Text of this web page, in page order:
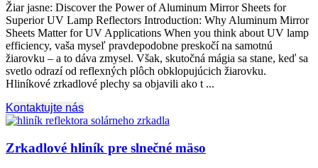
Žiar jasne: Discover the Power of Aluminum Mirror Sheets for
Superior UV Lamp Reflectors Introduction: Why Aluminum Mirror
Sheets Matter for UV Applications When you think about UV lamp
efficiency, vaša myseľ pravdepodobne preskočí na samotnú
žiarovku – a to dáva zmysel. Však, skutočná mágia sa stane, keď sa
svetlo odrazí od reflexných plôch obklopujúcich žiarovku.
Hliníkové zrkadlové plechy sa objavili ako t ...
Kontaktujte nás
Zrkadlové hliník pre slnečné mäso